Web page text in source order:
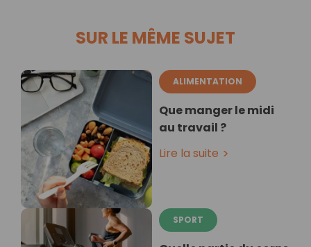
SUR LE MÊME SUJET
ALIMENTATION
Que manger le midi
au travail ?
Lire la suite
SPORT